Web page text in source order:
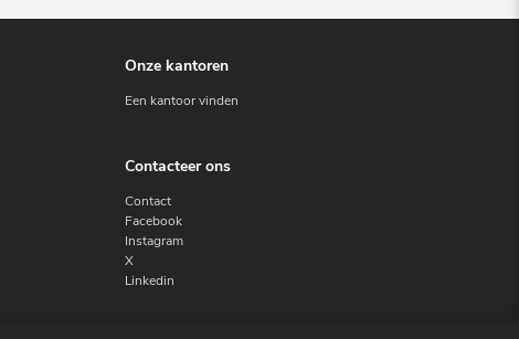
Onze kantoren
Een kantoor vinden
Contacteer ons
Contact
Facebook
Instagram
X
Linkedin